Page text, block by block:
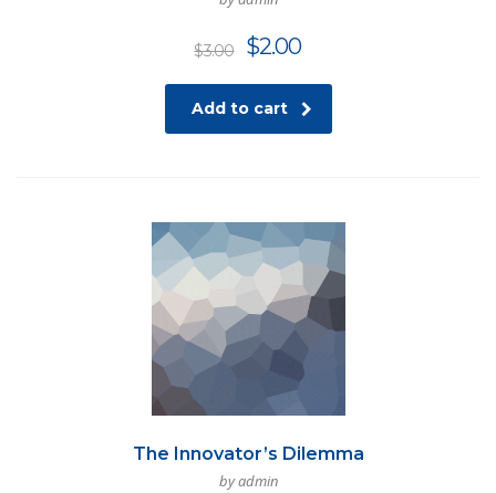
$3.00 $2.00
Add to cart
The Innovator’s Dilemma
by admin